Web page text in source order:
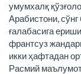
умумхалқ
Арабистони,
ғалабасига
франтсуз
икки ҳафтадан
Расмий